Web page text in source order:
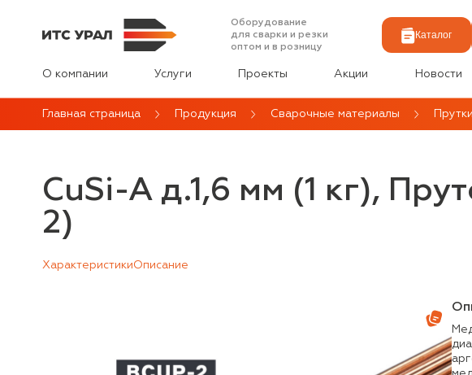
Оборудование
для сварки и резки
оптом и в розницу
Каталог
О компании Услуги Проекты Акции Новости
Главная страница Продукция Сварочные материалы
CuSi-A д.1,6 мм (1 кг),
2)
ХарактеристикиОписание